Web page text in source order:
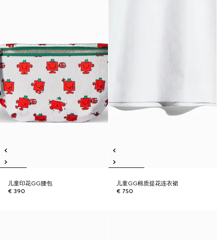
儿童印花GG腰包
€ 390
儿童GG棉质提花连衣裙
€ 750